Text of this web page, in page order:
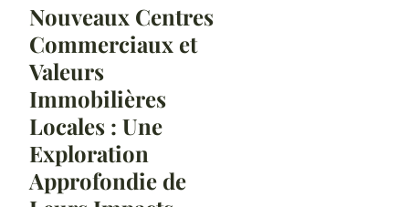
Nouveaux Centres
Commerciaux et
Valeurs
Immobilières
Locales : Une
Exploration
Approfondie de